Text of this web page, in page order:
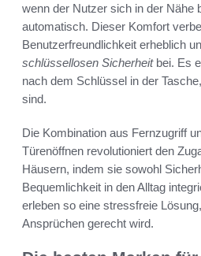
wenn der Nutzer sich in der Nähe
automatisch. Dieser Komfort
Benutzerfreundlichkeit erheblich
schlüssellosen Sicherheitbei. Es
nach dem Schlüssel in der
sind.
Die Kombination aus Fernzugriff
Türenöffnen revolutioniert den
Häusern, indem sie sowohl
Bequemlichkeit in den Alltag
erleben so eine stressfreie
Ansprüchen gerecht wird.